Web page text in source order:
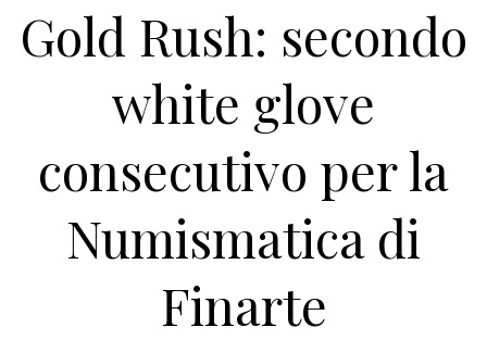
Gold Rush: secondo
white glove
consecutivo per la
Numismatica di
Finarte